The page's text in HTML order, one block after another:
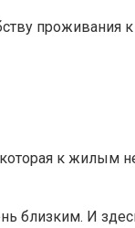
проживания
к жилым
близким. И